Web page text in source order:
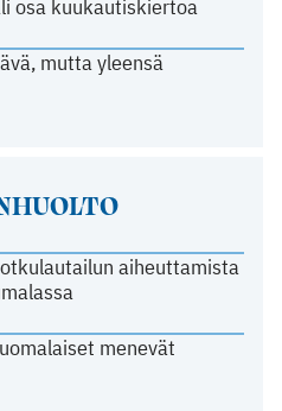
osa kuukautiskiertoa
mutta yleensä
aiheuttamista
menevät